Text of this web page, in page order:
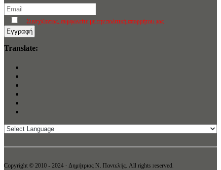
Συνεχίζοντας, συμφωνείτε με την πολιτική απορρήτου μας
Translate:
Copyright © 2010 - 2024 · Δημήτριος N. Παντελής. All rights reserved.